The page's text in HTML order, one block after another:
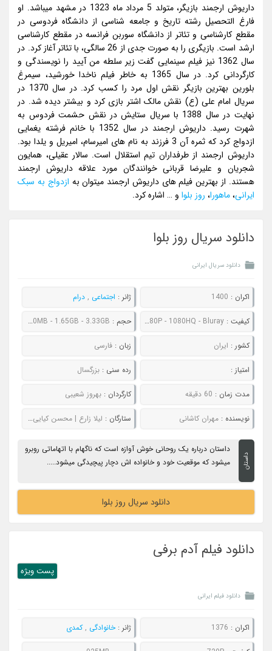
داریوش ارجمند بازیگر، متولد 5 مرداد ماه 1323 در مشهد میباشد. او
فارغ التحصیل رشته تاریخ و جامعه شناسی از دانشگاه فردوسی در
مقطع کارشناسی و تئاتر از دانشگاه سوربن فرانسه در مقطع کارشناسی
ارشد است. بازیگری را به صورت جدی از 26 سالگی، با تئاتر آغاز کرد. در
سال 1362 نیز فیلم سینمایی گفت زیر سلطه من آیید را نویسندگی و
کارگردانی کرد. در سال 1365 به خاطر فیلم ناخدا خورشید، سیمرغ
بلورین بهترین بازیگر نقش اول مرد را کسب کرد. در سال 1370 در
سریال امام علی (ع) نقش مالک اشتر بازی کرد و بیشتر دیده شد. در
نهایت در سال 1388 با سریال ستایش در نقش حشمت فردوس به
شهرت رسید. داریوش ارجمند در سال 1352 با خانم فرشته یغمایی
ازدواج کرد که ثمره آن 3 فرزند به نام های امیرسام، امیریل و یلدا بود.
داریوش ارجمند از طرفداران تیم استقلال است. سالار عقیلی، همایون
شجریان و علیرضا قربانی خوانندگان مورد علاقه داریوش ارجمند
هستند. از بهترین فیلم های داریوش ارجمند میتوان به ازدواج به سبک
ایرانی،ماهورا، روز بلوا و … اشاره کرد.
دانلود سریال روز بلوا
دانلود سریال ایرانی
اکران : 1400 ژانر : اجتماعی , درام
کیفیت :480P - 720P - 1080P - 1080HQ - Bluray حجم : 286MB - 454MB - 800MB - 1.65GB - 3.33GB
کشور : ایران زبان : فارسی
امتیاز : رده سنی : بزرگسال
مدت زمان : 60 دقیقه کارگردان : بهروز شعیبی
نویسنده :مهران کاشانی ستارگان : لیلا زارع | محسن کیایی | بابک حمیدیان
داستان
داستان درباره یک روحانی خوش آوازه است که ناگهام با اتهاماتی روبرو
میشود که موقعیت خود و خانواده اش دچار پیچیدگی میشود.....
دانلود سریال روز بلوا
دانلود فیلم آدم برفی
پست ويژه
دانلود فیلم ایرانی
اکران : 1376 ژانر :خانوادگی ,کمدی